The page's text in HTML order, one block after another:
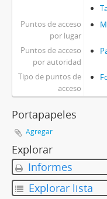
Puntos de acceso
por lugar
Puntos de acceso
por autoridad
Tipo de puntos de
acceso
Portapapeles
Agregar
Explorar
Informes
Explorar lista